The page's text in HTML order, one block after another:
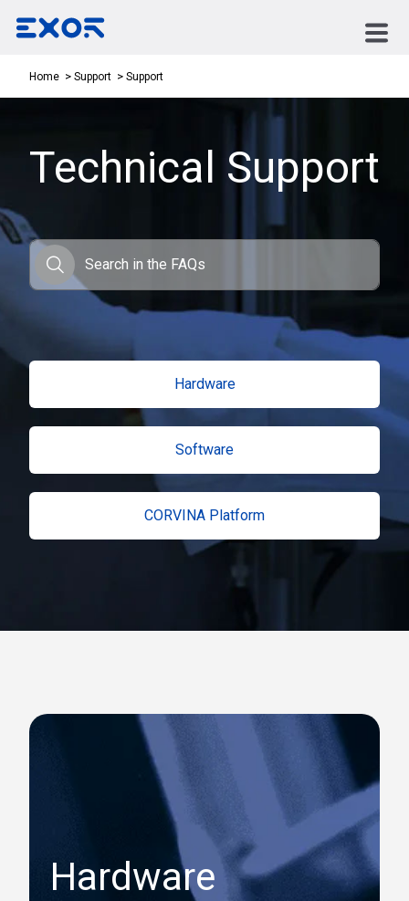
Home Support Support
Technical Support
Search in the FAQs
Search in the FAQs
Hardware
Software
CORVINA Platform
Hardware